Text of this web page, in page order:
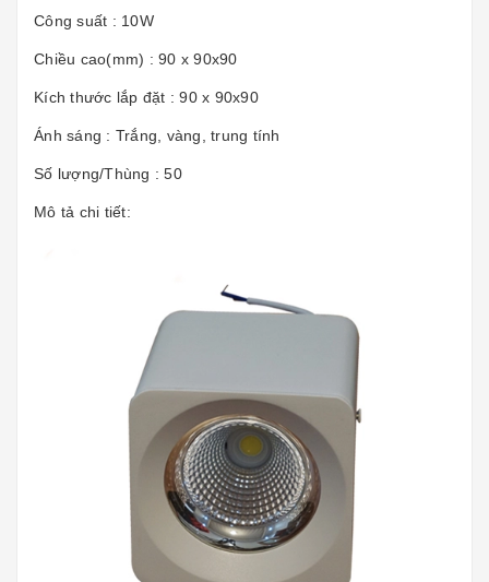
Công suất : 10W
Chiều cao(mm) : 90 x 90x90
Kích thước lắp đặt : 90 x 90x90
Ánh sáng : Trắng, vàng, trung tính
Số lượng/Thùng : 50
Mô tả chi tiết: